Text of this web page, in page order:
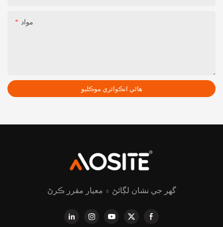
مواد
هاڻي انڪوائري موڪليو
گھر جي نشان لڳائڻ ۾ معيار مقرر ڪرڻ